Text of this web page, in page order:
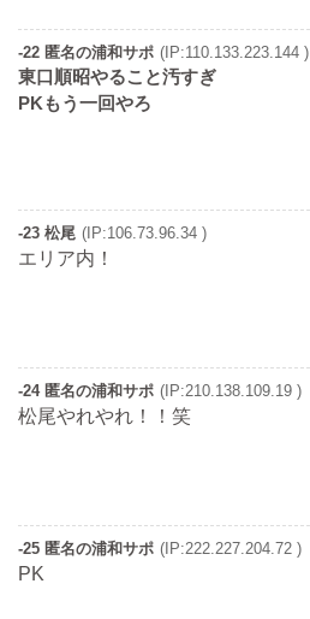
-22 匿名の浦和サポ (IP:110.133.223.144 )
東口順昭やること汚すぎ
PKもう一回やろ
-23 松尾 (IP:106.73.96.34 )
エリア内！
-24 匿名の浦和サポ (IP:210.138.109.19 )
松尾やれやれ！！笑
-25 匿名の浦和サポ (IP:222.227.204.72 )
PK